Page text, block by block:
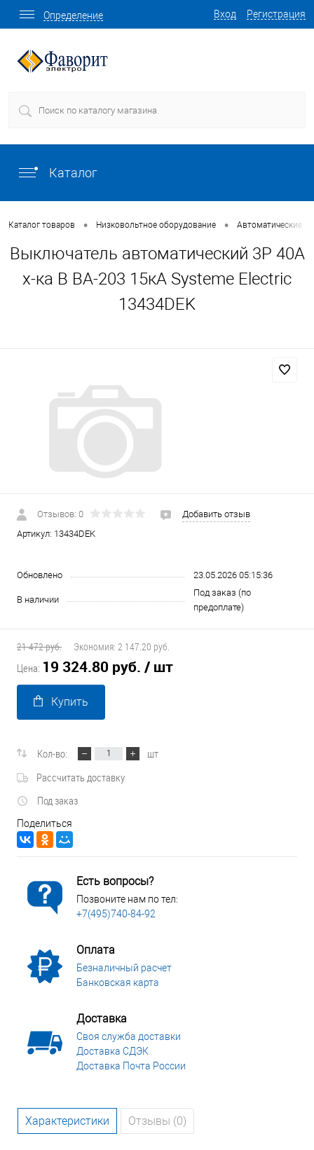
Вход Регистрация
Определение
Каталог
Каталог товаров • Низковольтное оборудование • Автоматические
Выключатель автоматический 3P 40A
х-ка B ВА-203 15кА Systeme Electric
13434DEK
Отзывов: 0
Добавить отзыв
Артикул: 13434DEK
Обновлено 23.05.2026 05:15:36
В наличии
Под заказ (по
предоплате)
21 472 руб. Экономия: 2 147.20 руб.
Цена: 19 324.80 руб. / шт
Купить
Кол-во:
шт
Рассчитать доставку
Под заказ
Поделиться
Есть вопросы?
Позвоните нам по тел:
+7(495)740-84-92
Оплата
Безналичный расчет
Банковская карта
Доставка
Своя служба доставки
Доставка СДЭК
Доставка Почта России
Характеристики Отзывы (0)